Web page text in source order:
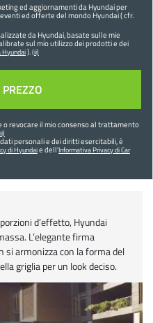
ed aggiornamenti da Hyundai per
ed offerte del mondo Hyundai ( cfr.
da Hyundai, basate sulle mie
sul mio utilizzo dei prodotti e dei
Hyundai).(ii)
o revocare il mio consenso al trattamento
personali e dei diritti esercitabili, è
di Hyundaie dell'Informativa Privacy di Car
d’effetto, Hyundai
L’elegante firma
si armonizza con la forma del
griglia per un look deciso.